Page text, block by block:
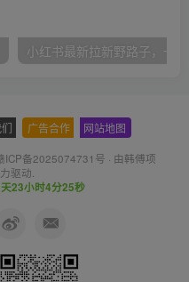
广告合作 网站地图
ICP备2025074731号 · 由韩傅项
驱动.
23小时4分26秒